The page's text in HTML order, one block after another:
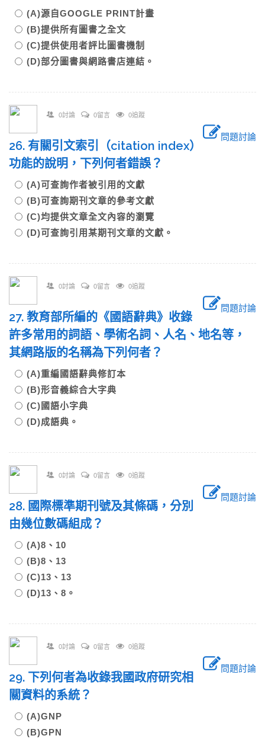
(A)源自GOOGLE PRINT計畫
(B)提供所有圖書之全文
(C)提供使用者評比圖書機制
(D)部分圖書與網路書店連結。
0討論 0留言 0追蹤
問題討論
26. 有關引文索引（citation index）
功能的說明，下列何者錯誤？
(A)可查詢作者被引用的文獻
(B)可查詢期刊文章的參考文獻
(C)均提供文章全文內容的瀏覽
(D)可查詢引用某期刊文章的文獻。
0討論 0留言 0追蹤
問題討論
27. 教育部所編的《國語辭典》收錄
許多常用的詞語、學術名詞、人名、地名等，
其網路版的名稱為下列何者？
(A)重編國語辭典修訂本
(B)形音義綜合大字典
(C)國語小字典
(D)成語典。
0討論 0留言 0追蹤
問題討論
28. 國際標準期刊號及其條碼，分別
由幾位數碼組成？
(A)8、10
(B)8、13
(C)13、13
(D)13、8。
0討論 0留言 0追蹤
問題討論
29. 下列何者為收錄我國政府研究相
關資料的系統？
(A)GNP
(B)GPN